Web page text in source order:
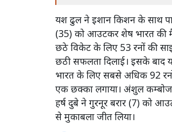
यश ढुल ने इशान किशन के साथ
(35) को आउटकर शेष भारत की
छठे विकेट के लिए 53 रनों की
छठी सफलता दिलाई। इसके
भारत के लिए सबसे अधिक 92
एक छक्का लगाया। अंशुल
हर्ष दुबे ने गुरनूर बरार (7) को
से मुकाबला जीत लिया।